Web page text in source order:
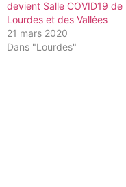
devient Salle COVID19 de
Lourdes et des Vallées
21 mars 2020
Dans "Lourdes"